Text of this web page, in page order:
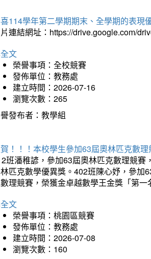
114學年第二學期期末、全學期的表現
連結網址：https://drive.google.com/
文
榮譽事項：全校競賽
發佈單位：教務處
建立時間：2026-07-16
瀏覽次數：265
發布者：教學組
！！！本校學生參加63屆奧林匹克數理
班潘稚諺，參加63屆奧林匹克數理競
匹克數學優異獎。402班陳心妤，參加
理競賽，榮獲金卓越數學王金獎「第
文
榮譽事項：桃園區競賽
發佈單位：教務處
建立時間：2026-07-08
瀏覽次數：160